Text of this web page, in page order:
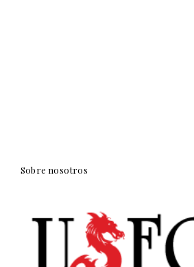
Sobre nosotros